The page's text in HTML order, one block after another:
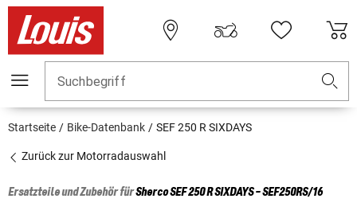
Suchbegriff
Startseite Bike-Datenbank SEF 250 R SIXDAYS
Zurück zur Motorradauswahl
Ersatzteile und Zubehör fürShercoSEF 250 R SIXDAYS - SEF250RS/16